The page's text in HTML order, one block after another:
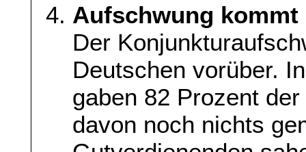
Aufschwung kommt
Der
Deutschen vorüber.
gaben 82 Prozent
davon noch nichts